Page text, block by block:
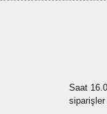
Saat
siparişler